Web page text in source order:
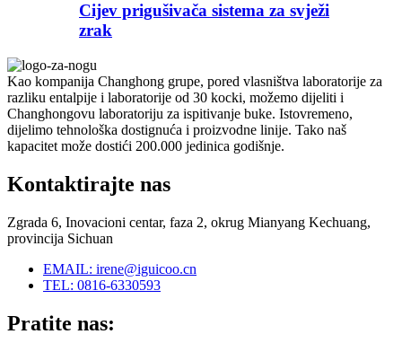
Cijev prigušivača sistema za svježi
zrak
Kao kompanija Changhong grupe, pored vlasništva laboratorije za
razliku entalpije i laboratorije od 30 kocki, možemo dijeliti i
Changhongovu laboratoriju za ispitivanje buke. Istovremeno,
dijelimo tehnološka dostignuća i proizvodne linije. Tako naš
kapacitet može dostići 200.000 jedinica godišnje.
Kontaktirajte nas
Zgrada 6, Inovacioni centar, faza 2, okrug Mianyang Kechuang,
provincija Sichuan
EMAIL: irene@iguicoo.cn
TEL: 0816-6330593
Pratite nas: